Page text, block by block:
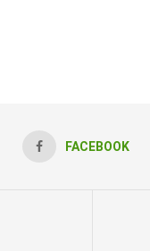
FACEBOOK